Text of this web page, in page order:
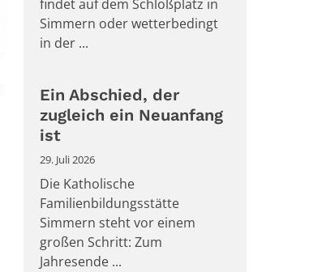
findet auf dem Schloßplatz in
Simmern oder wetterbedingt
in der ...
Ein Abschied, der
zugleich ein Neuanfang
ist
29. Juli 2026
Die Katholische
Familienbildungsstätte
Simmern steht vor einem
großen Schritt: Zum
Jahresende ...